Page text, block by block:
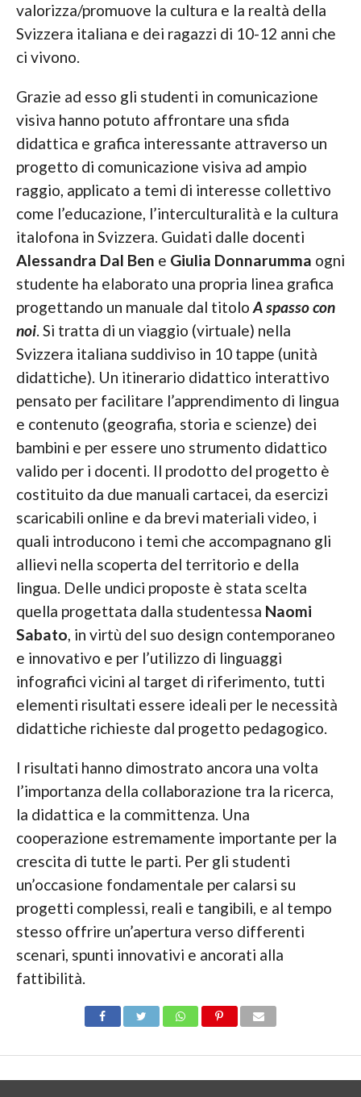
valorizza/promuove la cultura e la realtà della
Svizzera italiana e dei ragazzi di 10-12 anni che
ci vivono.
Grazie ad esso gli studenti in comunicazione
visiva hanno potuto affrontare una sfida
didattica e grafica interessante attraverso un
progetto di comunicazione visiva ad ampio
raggio, applicato a temi di interesse collettivo
come l’educazione, l’interculturalità e la cultura
italofona in Svizzera. Guidati dalle docenti
Alessandra Dal Ben e Giulia Donnarumma ogni
studente ha elaborato una propria linea grafica
progettando un manuale dal titolo A spasso con
noi. Si tratta di un viaggio (virtuale) nella
Svizzera italiana suddiviso in 10 tappe (unità
didattiche). Un itinerario didattico interattivo
pensato per facilitare l’apprendimento di lingua
e contenuto (geografia, storia e scienze) dei
bambini e per essere uno strumento didattico
valido per i docenti. Il prodotto del progetto è
costituito da due manuali cartacei, da esercizi
scaricabili online e da brevi materiali video, i
quali introducono i temi che accompagnano gli
allievi nella scoperta del territorio e della
lingua. Delle undici proposte è stata scelta
quella progettata dalla studentessa Naomi
Sabato, in virtù del suo design contemporaneo
e innovativo e per l’utilizzo di linguaggi
infografici vicini al target di riferimento, tutti
elementi risultati essere ideali per le necessità
didattiche richieste dal progetto pedagogico.
I risultati hanno dimostrato ancora una volta
l’importanza della collaborazione tra la ricerca,
la didattica e la committenza. Una
cooperazione estremamente importante per la
crescita di tutte le parti. Per gli studenti
un’occasione fondamentale per calarsi su
progetti complessi, reali e tangibili, e al tempo
stesso offrire un’apertura verso differenti
scenari, spunti innovativi e ancorati alla
fattibilità.